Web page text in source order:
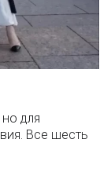
для
Все шесть